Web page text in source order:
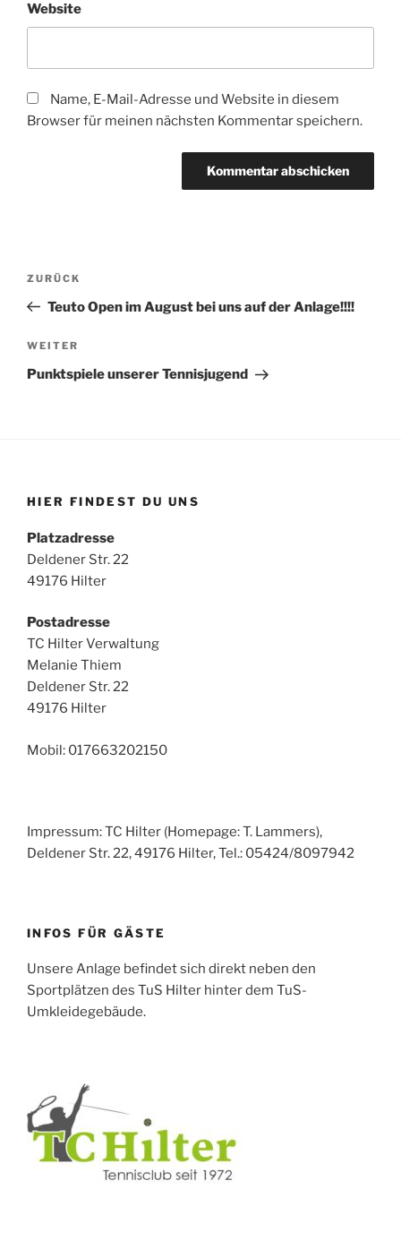
Website
Name, E-Mail-Adresse und Website in diesem
Browser für meinen nächsten Kommentar speichern.
Beitragsnavigation
Vorheriger
Beitrag
ZURÜCK
Teuto Open im August bei uns auf der Anlage!!!!
Nächster
Beitrag
WEITER
Punktspiele unserer Tennisjugend
HIER FINDEST DU UNS
Platzadresse
Deldener Str. 22
49176 Hilter
Postadresse
TC Hilter Verwaltung
Melanie Thiem
Deldener Str. 22
49176 Hilter
Mobil: 017663202150
Impressum: TC Hilter (Homepage: T. Lammers),
Deldener Str. 22, 49176 Hilter, Tel.: 05424/8097942
INFOS FÜR GÄSTE
Unsere Anlage befindet sich direkt neben den
Sportplätzen des TuS Hilter hinter dem TuS-
Umkleidegebäude.